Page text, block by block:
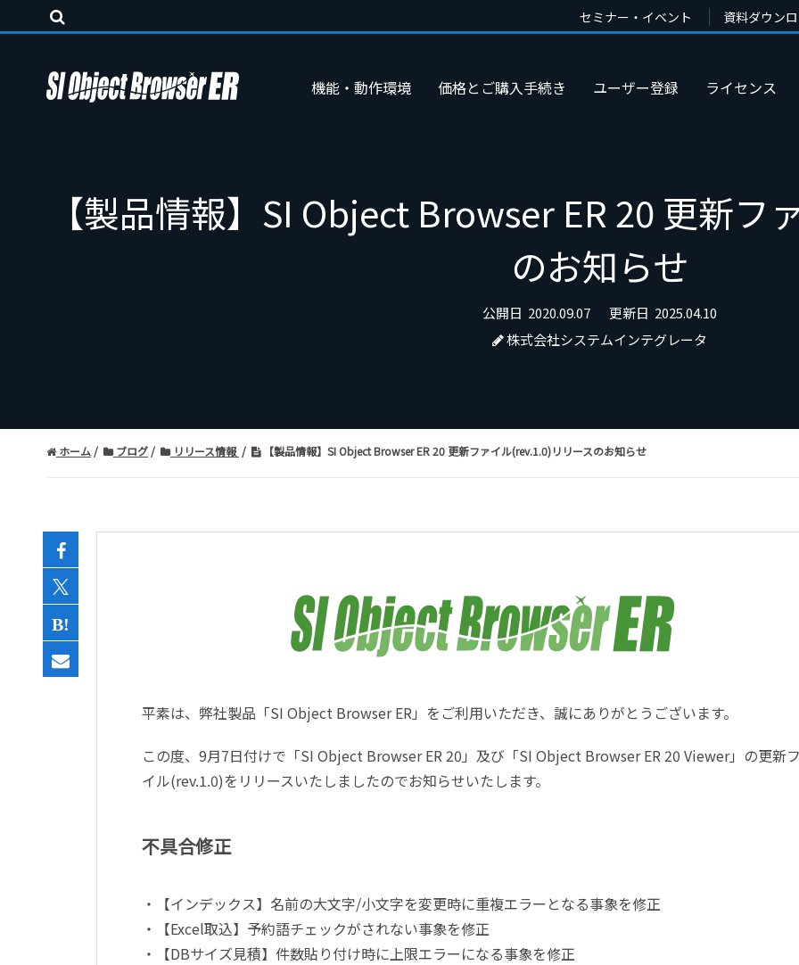
セミナー・イベント 資料ダウン
機能・動作環境 価格とご購入手続き ユーザー登録 ライセンス
【製品情報】SI Object Browser ER 20 更新フ
のお知らせ
公開日 2020.09.07 更新日 2025.04.10
株式会社システムインテグレータ
ホーム ブログ リリース情報 【製品情報】SI Object Browser ER 20 更新ファイル(rev.1.0)リリースのお知らせ
平素は、弊社製品「SI Object Browser ER」をご利用いただき、誠にありがとうございます。
この度、9月7日付けで「SI Object Browser ER 20」及び「SI Object Browser ER 20 Viewer」の更新
イル(rev.1.0)をリリースいたしましたのでお知らせいたします。
不具合修正
・【インデックス】名前の大文字/小文字を変更時に重複エラーとなる事象を修正
・【Excel取込】予約語チェックがされない事象を修正
・【DBサイズ見積】件数貼り付け時に上限エラーになる事象を修正